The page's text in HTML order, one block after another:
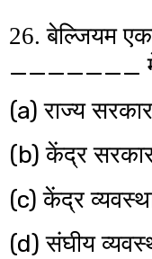
26. बेल्जियम
_______
(a)राज्य सरकार
(b)केंद्र
(c)केंद्र
(d)संघीय